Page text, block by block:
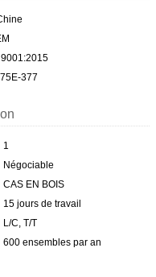
9001:2015
377
1
Négociable
CAS EN BOIS
15 jours de travail
L/C, T/T
600 ensembles par an